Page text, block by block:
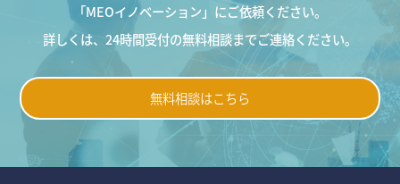
「MEOイノベーション」にご依頼ください。
詳しくは、24時間受付の無料相談までご連絡ください。
無料相談はこちら